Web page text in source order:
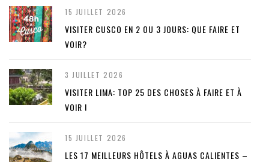
15 JUILLET 2026
VISITER CUSCO EN 2 OU 3 JOURS: QUE FAIRE ET
VOIR?
3 JUILLET 2026
VISITER LIMA: TOP 25 DES CHOSES À FAIRE ET À
VOIR !
15 JUILLET 2026
LES 17 MEILLEURS HÔTELS À AGUAS CALIENTES –